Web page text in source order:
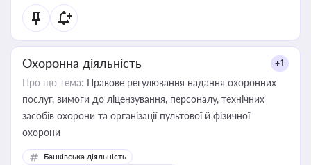
Охоронна діяльність +1
Про що тема: Правове регулювання надання охоронних
послуг, вимоги до ліцензування, персоналу, технічних
засобів охорони та організації пультової й фізичної
охорони
Банківська діяльність